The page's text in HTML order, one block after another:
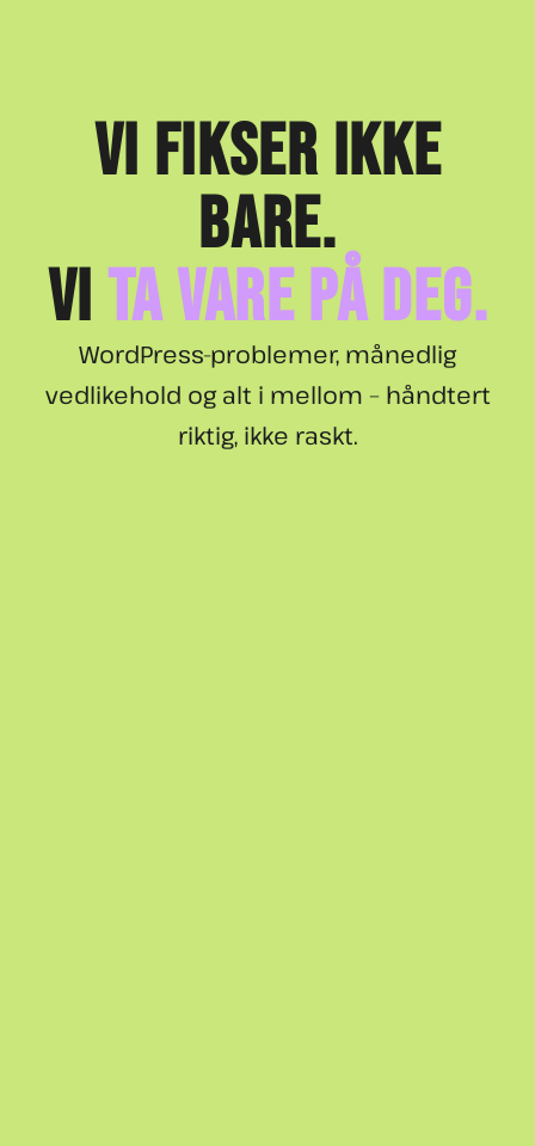
VI FIKSER IKKE
BARE.
VITA VARE PÅ DEG.
WordPress-problemer, månedlig
vedlikehold og alt i mellom – håndtert
riktig, ikke raskt.